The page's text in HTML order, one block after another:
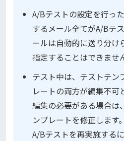
A/Bテストの設定を行っ
するメール全てがA/Bテ
ールは自動的に送り分け
指定することはできませ
テスト中は、テストテン
レートの両方が編集不可
編集の必要がある場合は
ンプレートを修正します。
A/Bテストを再実施する